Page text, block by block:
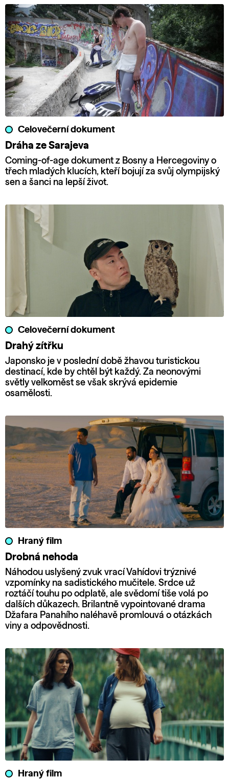
Celovečerní dokument
Dráha ze Sarajeva
Coming-of-age dokument z Bosny a Hercegoviny o
třech mladých klucích, kteří bojují za svůj olympijský
sen a šanci na lepší život.
Celovečerní dokument
Drahý zítřku
Japonsko je v poslední době žhavou turistickou
destinací, kde by chtěl být každý. Za neonovými
světly velkoměst se však skrývá epidemie
osamělosti.
Hraný film
Drobná nehoda
Náhodou uslyšený zvuk vrací Vahídovi trýznivé
vzpomínky na sadistického mučitele. Srdce už
roztáčí touhu po odplatě, ale svědomí tiše volá po
dalších důkazech. Brilantně vypointované drama
Džafara Panahího naléhavě promlouvá o otázkách
viny a odpovědnosti.
Hraný film